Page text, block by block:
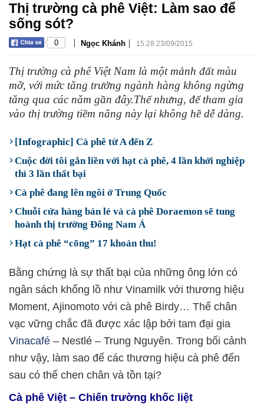
Thị trường cà phê Việt: Làm sao để
sống sót?
0 | Ngọc Khánh | 15:28 23/09/2015
Thị trường cà phê Việt Nam là một mảnh đất màu
mỡ, với mức tăng trưởng ngành hàng không ngừng
tăng qua các năm gần đây.Thế nhưng, để tham gia
vào thị trường tiềm năng này lại không hề dễ dàng.
[Infographic] Cà phê từ A đến Z
Cuộc đời tôi gắn liền với hạt cà phê, 4 lần khởi nghiệp
thì 3 lần thất bại
Cà phê đang lên ngôi ở Trung Quốc
Chuỗi cửa hàng bán lẻ và cà phê Doraemon sẽ tung
hoành thị trường Đông Nam Á
Hạt cà phê “cõng” 17 khoản thu!
Bằng chứng là sự thất bại của những ông lớn có
ngân sách khổng lồ như Vinamilk với thương hiệu
Moment, Ajinomoto với cà phê Birdy… Thế chân
vạc vững chắc đã được xác lập bởi tam đại gia
Vinacafé – Nestlé – Trung Nguyên. Trong bối cảnh
như vậy, làm sao để các thương hiệu cà phê đến
sau có thể chen chân và tồn tại?
Cà phê Việt – Chiến trường khốc liệt